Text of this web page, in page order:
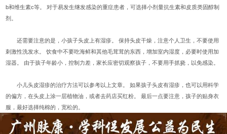
b和维生素c等。 对于易发生继发感染的重症患者，可选择小剂量抗生素和皮质类固醇制
剂。
还需要注意的是，小孩子头皮上有湿疹。 保持头皮干燥，注意个人卫生，不要使用
刺激性洗发水。 饮食中不要吃海鲜和其他毛茸茸的东西，增加室内湿度，必要时使用加
湿器。 由于孩子年龄小，控制力差，家长应密切观察孩子，不要用手抓挠，以免感染。
小儿头皮湿疹的治疗方法可以参考以上文章。 如果孩子头皮有湿疹，也可以用科学
的偏方，在头皮上涂一层植物油，或者去药店买红粉。 最后一点要注意，孩子的贴身衣
服，最好选择纯棉的，宽松的。